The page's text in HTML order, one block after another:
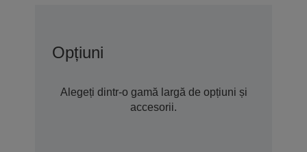
Opțiuni
Alegeți dintr-o gamă largă de opțiuni și
accesorii.